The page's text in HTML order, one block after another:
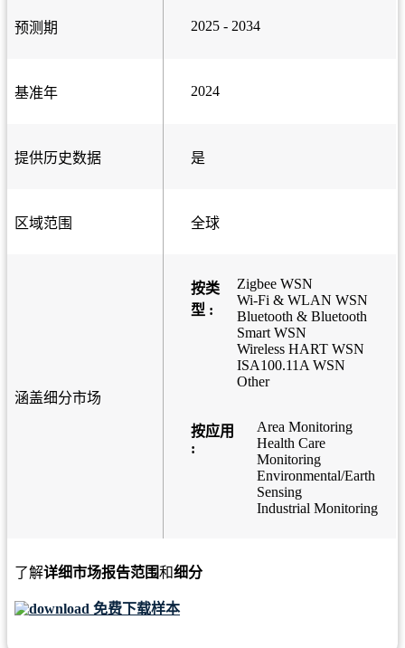
预测期 2025 - 2034
基准年 2024
提供历史数据 是
区域范围 全球
涵盖细分市场
按类
型 :
Zigbee WSN
Wi-Fi & WLAN WSN
Bluetooth & Bluetooth
Smart WSN
Wireless HART WSN
ISA100.11A WSN
Other
按应用
:
Area Monitoring
Health Care
Monitoring
Environmental/Earth
Sensing
Industrial Monitoring
了解详细市场报告范围和细分
免费下载样本